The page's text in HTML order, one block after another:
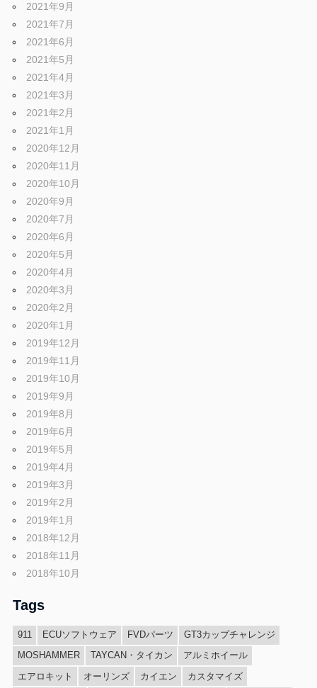
2021年9月
2021年7月
2021年6月
2021年5月
2021年4月
2021年3月
2021年2月
2021年1月
2020年12月
2020年11月
2020年10月
2020年9月
2020年7月
2020年6月
2020年5月
2020年4月
2020年3月
2020年2月
2020年1月
2019年12月
2019年11月
2019年10月
2019年9月
2019年8月
2019年6月
2019年5月
2019年4月
2019年3月
2019年2月
2019年1月
2018年12月
2018年11月
2018年10月
Tags
911 ECUソフトウェア FVDパーツ
GT3カップチャレンジ
MOSHAMMER
TAYCAN・タイカン
アルミホイール
エアロキット
オーリンズ カイエン カスタマイズ